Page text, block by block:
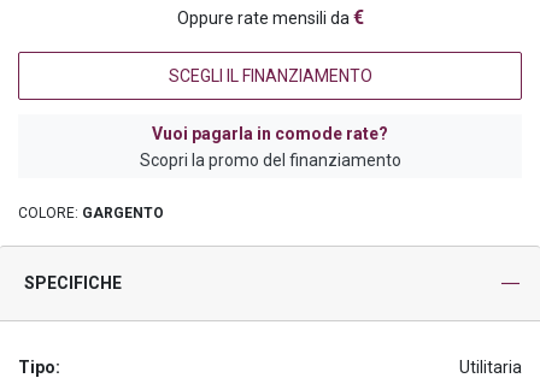
Oppure rate mensili da €
SCEGLI IL FINANZIAMENTO
Vuoi pagarla in comode rate?
Scopri la promo del finanziamento
COLORE: GARGENTO
SPECIFICHE
Tipo: Utilitaria